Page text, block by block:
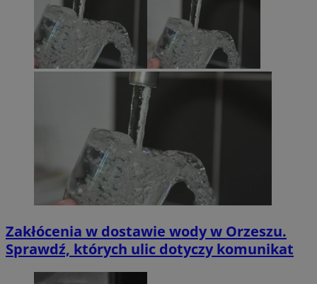
Zakłócenia w dostawie wody w Orzeszu.
Sprawdź, których ulic dotyczy komunikat